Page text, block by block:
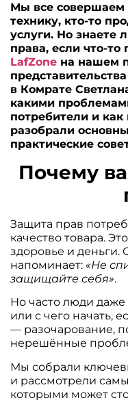
Мы все совершаем
технику, кто-то
услуги. Но знаете
права, если что-
LafZone на нашем
в Комрате
какими
потребители и
разобрали
практические
Почему
Защита прав
качество товара.
здоровье и деньги.
напоминает: «Не
защищайте себя».
Но часто люди даже
или с чего начать,
— разочарование,
нерешённые
Мы собрали
и рассмотрели
которыми может